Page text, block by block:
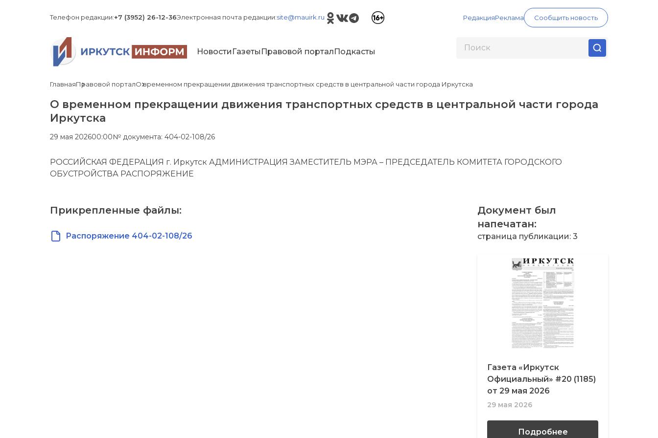
Телефон редакции:+7 (3952) 26-12-36Электронная почта редакции:site@mauirk.ru РедакцияРеклама Сообщить новость
Новости Газеты Правовой портал Подкасты
ГлавнаяПравовой порталО временном прекращении движения транспортных средств в центральной части города Иркутска
О временном прекращении движения транспортных средств в центральной части города
Иркутска
29 мая 202600:00№ документа: 404-02-108/26
РОССИЙСКАЯ ФЕДЕРАЦИЯ г. Иркутск АДМИНИСТРАЦИЯ ЗАМЕСТИТЕЛЬ МЭРА – ПРЕДСЕДАТЕЛЬ КОМИТЕТА ГОРОДСКОГО
ОБУСТРОЙСТВА РАСПОРЯЖЕНИЕ
Прикрепленные файлы:
Распоряжение 404-02-108/26
Документ был
напечатан:
страница публикации: 3
Газета «Иркутск
Официальный» #20 (1185)
от 29 мая 2026
29 мая 2026
Подробнее